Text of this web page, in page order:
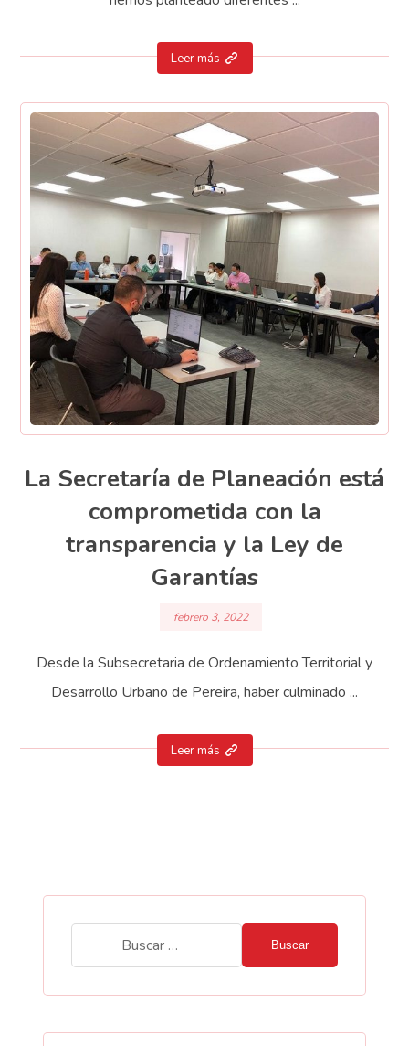
Leer más
La Secretaría de Planeación está
comprometida con la
transparencia y la Ley de
Garantías
febrero 3, 2022
Desde la Subsecretaria de Ordenamiento Territorial y
Desarrollo Urbano de Pereira, haber culminado ...
Leer más
Buscar